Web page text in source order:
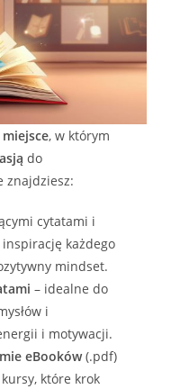
miejsce, w którym
do
znajdziesz:
cytatami i
każdego
mindset.
– idealne do
i
i motywacji.
eBooków(.pdf)
które krok